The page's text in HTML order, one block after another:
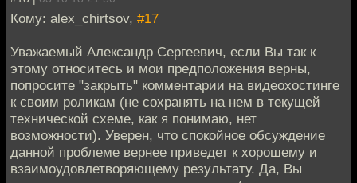
Кому: alex_chirtsov, #17
Уважаемый Александр Сергеевич, если Вы так к
этому относитесь и мои предположения верны,
попросите "закрыть" комментарии на видеохостинге
к своим роликам (не сохранять на нем в текущей
технической схеме, как я понимаю, нет
возможности). Уверен, что спокойное обсуждение
данной проблеме вернее приведет к хорошему и
взаимоудовлетворяющему результату. Да, Вы